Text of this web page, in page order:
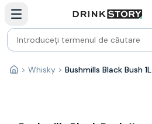
Bauturi fine — selectie
Produse Noi
Cosuri cadou
Pachete & Cadouri
VinAcasă
> Whisky > Bushmills Black Bush 1L